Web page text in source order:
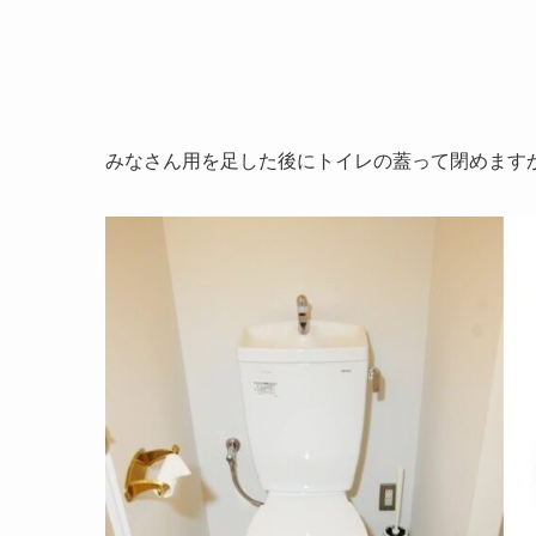
みなさん用を足した後にトイレの蓋って閉めます